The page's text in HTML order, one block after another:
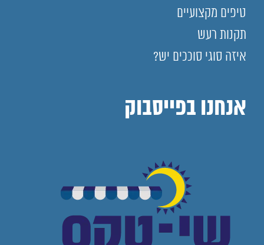
טיפים מקצועיים
תקנות רעש
איזה סוגי סוככים יש?
אנחנו בפייסבוק